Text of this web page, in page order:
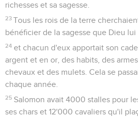
richesses et sa sagesse.
23 Tous les rois de la terre
bénéficier de la sagesse que Dieu lui
24 et chacun d'eux apportait son
argent et en or, des habits, des
chevaux et des mulets. Cela se
chaque année.
25 Salomon avait 4000 stalles pour
ses chars et 12'000 cavaliers qu'il